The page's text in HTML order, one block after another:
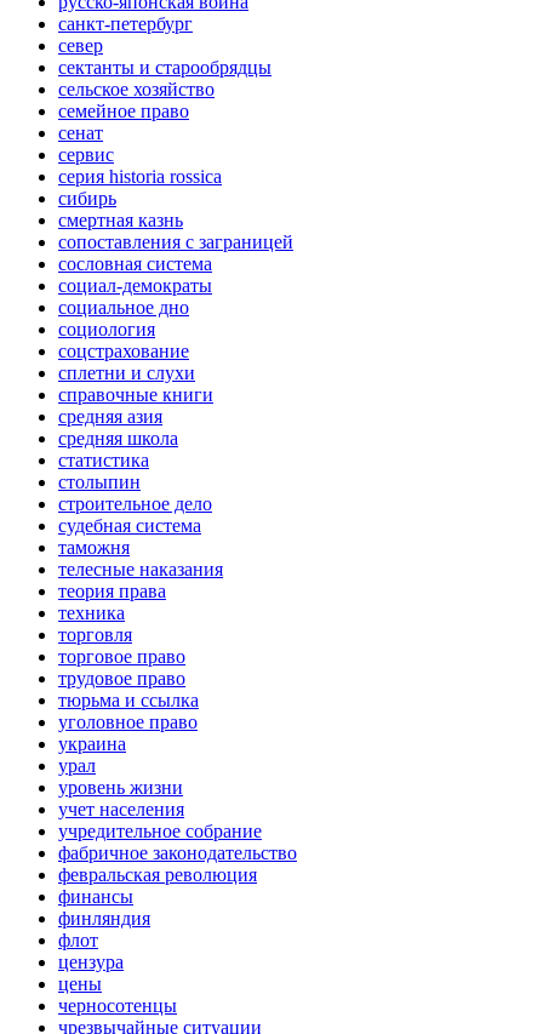
санкт-петербург
север
сектанты и старообрядцы
сельское хозяйство
семейное право
сенат
сервис
серия historia rossica
сибирь
смертная казнь
сопоставления с заграницей
сословная система
социал-демократы
социальное дно
социология
соцстрахование
сплетни и слухи
справочные книги
средняя азия
средняя школа
статистика
столыпин
строительное дело
судебная система
таможня
телесные наказания
теория права
техника
торговля
торговое право
трудовое право
тюрьма и ссылка
уголовное право
украина
урал
уровень жизни
учет населения
учредительное собрание
фабричное законодательство
февральская революция
финансы
финляндия
флот
цензура
цены
черносотенцы
чрезвычайные ситуации